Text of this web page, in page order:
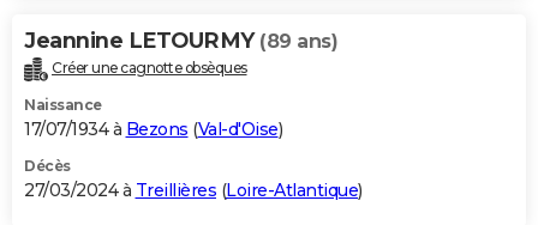
Jeannine LETOURMY (89 ans)
Créer une cagnotte obsèques
Naissance
17/07/1934 à Bezons (Val-d'Oise)
Décès
27/03/2024 à Treillières (Loire-Atlantique)